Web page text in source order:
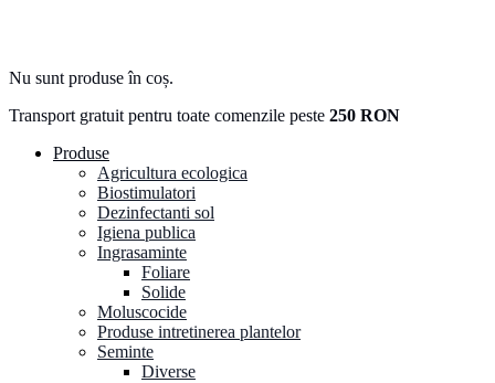
Nu sunt produse în coș.
Transport gratuit pentru toate comenzile peste 250 RON
Produse
Agricultura ecologica
Biostimulatori
Dezinfectanti sol
Igiena publica
Ingrasaminte
Foliare
Solide
Moluscocide
Produse intretinerea plantelor
Seminte
Diverse